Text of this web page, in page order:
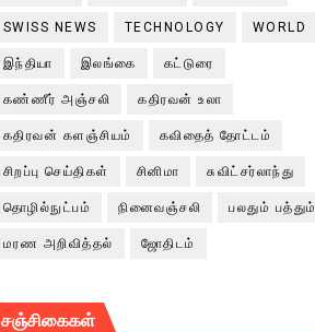
SWISS NEWS TECHNOLOGY WORLD
இந்தியா இலங்கை கட்டுரை
கண்ணீர் அஞ்சலி கதிரவன் உலா
கதிரவன் களஞ்சியம் கவிதைத் தோட்டம்
சிறப்பு செய்திகள் சினிமா சுவிட்சர்லாந்து
தொழில்நுட்பம் நினைவஞ்சலி பலதும் பத்தும்
மரண அறிவித்தல் ஜோதிடம்
சஞ்சிகைகள்